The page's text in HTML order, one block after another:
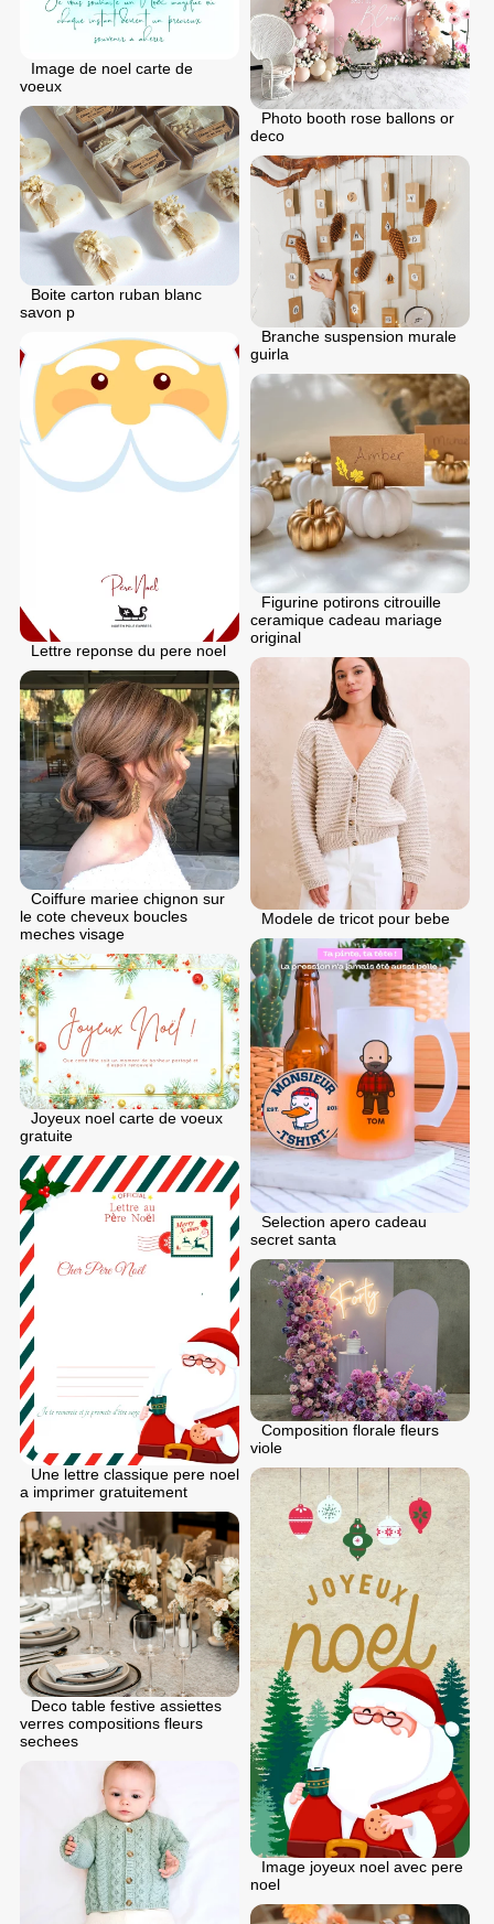
Image de noel carte de
voeux
Photo booth rose ballons or
deco
Boite carton ruban blanc
savon p
Branche suspension murale
guirla
Lettre reponse du pere noel
Figurine potirons citrouille
ceramique cadeau mariage
original
Modele de tricot pour bebe
Coiffure mariee chignon sur
le cote cheveux boucles
meches visage
Selection apero cadeau
secret santa
Joyeux noel carte de voeux
gratuite
Une lettre classique pere noel
a imprimer gratuitement
Composition florale fleurs
viole
Image joyeux noel avec pere
noel
Deco table festive assiettes
verres compositions fleurs
sechees